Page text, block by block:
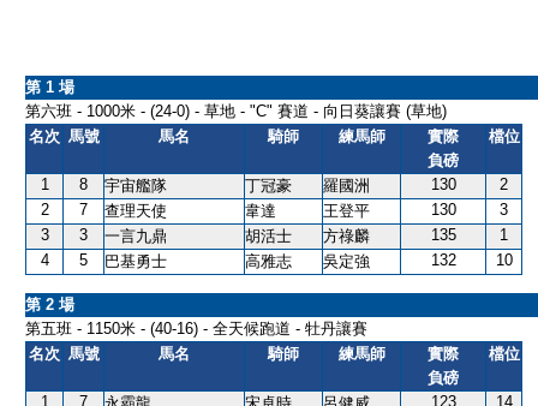
第 1 場
第六班 - 1000米 - (24-0) - 草地 - "C" 賽道 - 向日葵讓賽 (草地)
名次 馬號 馬名 騎師 練馬師
實際
負磅
檔位
1 8 宇宙艦隊 丁冠豪 羅國洲 130
2
2
7 查理天使 韋達 王登平 130
3
3
3 一言九鼎 胡活士 方祿麟 135
1
4
5 巴基勇士 高雅志 吳定強 132 10
第 2 場
第五班 - 1150米 - (40-16) - 全天候跑道 - 牡丹讓賽
名次 馬號 馬名 騎師 練馬師
實際
負磅
檔位
1 7 123
14